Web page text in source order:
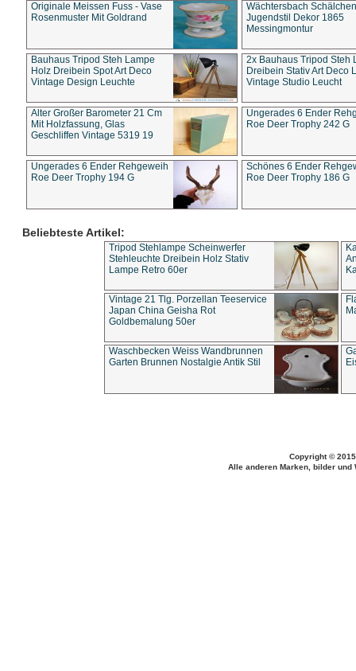
Originale Meissen Fuss - Vase
Rosenmuster Mit Goldrand
Wächtersbach Schälchen
Jugendstil Dekor 1865
Messingmontur
Bauhaus Tripod Steh Lampe
Holz Dreibein Spot Art Deco
Vintage Design Leuchte
2x Bauhaus Tripod Steh
Dreibein Stativ Art Deco
Vintage Studio Leucht
Alter Großer Barometer 21 Cm
Mit Holzfassung, Glas
Geschliffen Vintage 5319 19
Ungerades 6 Ender
Roe Deer Trophy 242 G
Ungerades 6 Ender Rehgeweih
Roe Deer Trophy 194 G
Schönes 6 Ender
Roe Deer Trophy 186 G
Beliebteste Artikel:
Tripod Stehlampe Scheinwerfer
Stehleuchte Dreibein Holz Stativ
Lampe Retro 60er
Vintage 21 Tlg. Porzellan Teeservice
Japan China Geisha Rot
Goldbemalung 50er
Waschbecken Weiss Wandbrunnen
Garten Brunnen Nostalgie Antik Stil
Copyright ©
Alle anderen Marken, bilder und